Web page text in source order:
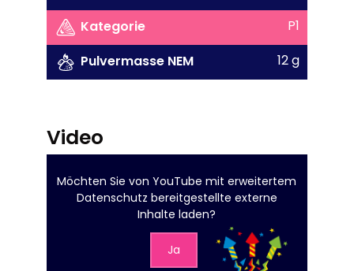
Kategorie
P1
Pulvermasse NEM
12 g
Video
Möchten Sie vonYouTube mit erweitertem
Datenschutz bereitgestellte externe
Inhalte laden?
Ja